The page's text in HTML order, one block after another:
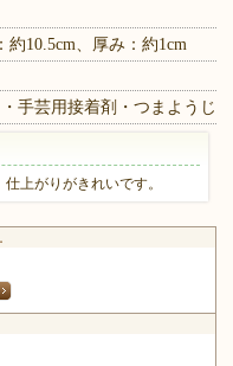
約10.5cm、厚み：約1cm
手芸用接着剤・つまようじ
上がりがきれいです。